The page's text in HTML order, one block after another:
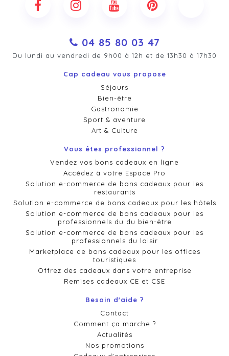
04 85 80 03 47
Du lundi au vendredi de 9h00 à 12h et de 13h30 à 17h30
Cap cadeau vous propose
Séjours
Bien-être
Gastronomie
Sport & aventure
Art & Culture
Vous êtes professionnel ?
Vendez vos bons cadeaux en ligne
Accédez à votre Espace Pro
Solution e-commerce de bons cadeaux pour les
restaurants
Solution e-commerce de bons cadeaux pour les hôtels
Solution e-commerce de bons cadeaux pour les
professionnels du du bien-être
Solution e-commerce de bons cadeaux pour les
professionnels du loisir
Marketplace de bons cadeaux pour les offices
touristiques
Offrez des cadeaux dans votre entreprise
Remises cadeaux CE et CSE
Besoin d'aide ?
Contact
Comment ça marche ?
Actualités
Nos promotions